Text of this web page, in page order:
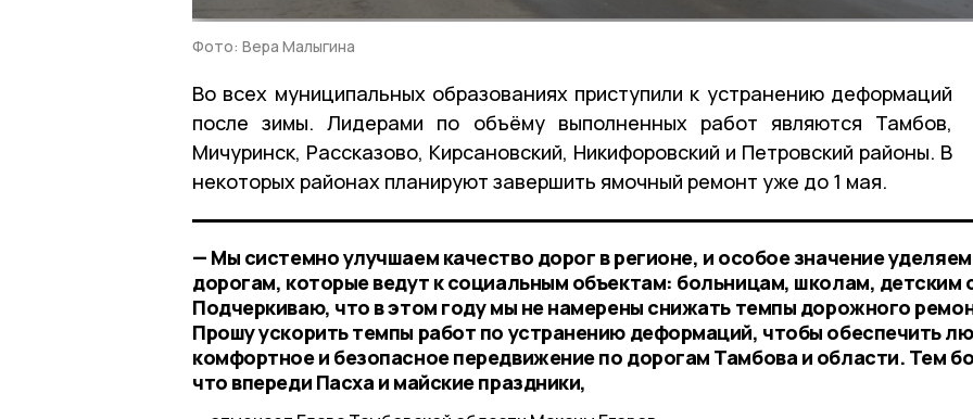
Фото: Вера Малыгина
Во всех муниципальных образованиях приступили к устранению деформаций
после зимы. Лидерами по объёму выполненных работ являются Тамбов,
Мичуринск, Рассказово, Кирсановский, Никифоровский и Петровский районы. В
некоторых районах планируют завершить ямочный ремонт уже до 1 мая.
— Мы системно улучшаем качество дорог в регионе, и особое значение
дорогам, которые ведут к социальным объектам: больницам, школам, детским
Подчеркиваю, что в этом году мы не намерены снижать темпы дорожного
Прошу ускорить темпы работ по устранению деформаций, чтобы обеспечить
комфортное и безопасное передвижение по дорогам Тамбова и области. Тем
что впереди Пасха и майские праздники,